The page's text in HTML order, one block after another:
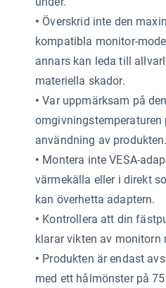
• Överskrid inte den
kompatibla monitor-
annars kan leda till
materiella skador.
• Var uppmärksam på
omgivningstemperaturen
användning av produkten.
• Montera inte VESA-
värmekälla eller i direkt
kan överhetta adaptern.
• Kontrollera att din
klarar vikten av monitorn
• Produkten är endast
med ett hålmönster på